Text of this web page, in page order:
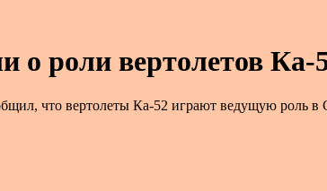
о роли вертолетов Ка-
что вертолеты Ка-52 играют ведущую роль